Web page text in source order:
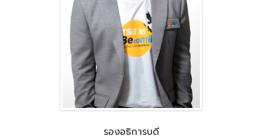
รองอธิการบดี